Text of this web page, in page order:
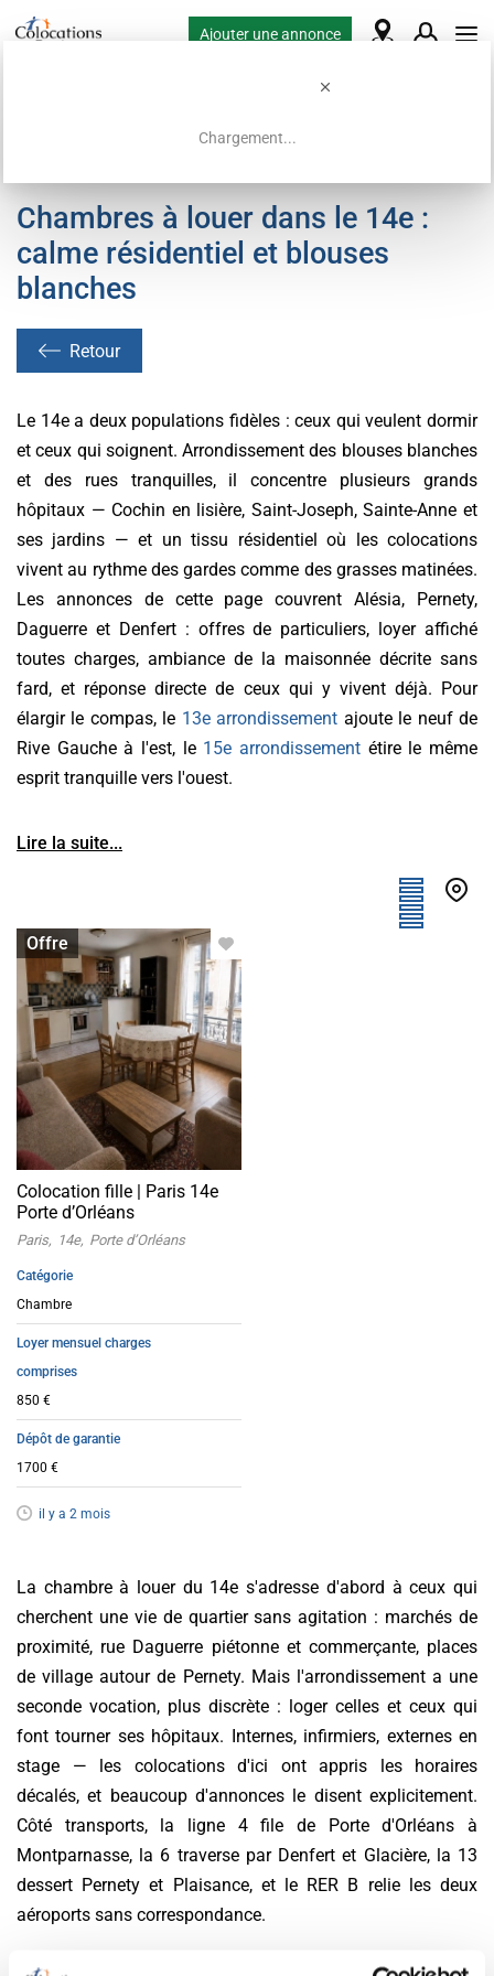
Chargement...
Ajouter une annonce
Chambres à louer dans le 14e :
calme résidentiel et blouses
blanches
Retour
Le 14e a deux populations fidèles : ceux qui veulent dormir
et ceux qui soignent. Arrondissement des blouses blanches
et des rues tranquilles, il concentre plusieurs grands
hôpitaux — Cochin en lisière, Saint-Joseph, Sainte-Anne et
ses jardins — et un tissu résidentiel où les colocations
vivent au rythme des gardes comme des grasses matinées.
Les annonces de cette page couvrent Alésia, Pernety,
Daguerre et Denfert : offres de particuliers, loyer affiché
toutes charges, ambiance de la maisonnée décrite sans
fard, et réponse directe de ceux qui y vivent déjà. Pour
élargir le compas, le 13e arrondissement ajoute le neuf de
Rive Gauche à l'est, le 15e arrondissement étire le même
esprit tranquille vers l'ouest.
Lire la suite...
Offre
Chambre à louer
Colocation fille | Paris 14e
Porte d’Orléans
Paris 14e Porte d’Orléans
Catégorie
Chambre
Loyer mensuel charges
comprises
850 €
Dépôt de garantie
1700 €
il y a 2 mois
La chambre à louer du 14e s'adresse d'abord à ceux qui
cherchent une vie de quartier sans agitation : marchés de
proximité, rue Daguerre piétonne et commerçante, places
de village autour de Pernety. Mais l'arrondissement a une
seconde vocation, plus discrète : loger celles et ceux qui
font tourner ses hôpitaux. Internes, infirmiers, externes en
stage — les colocations d'ici ont appris les horaires
décalés, et beaucoup d'annonces le disent explicitement.
Côté transports, la ligne 4 file de Porte d'Orléans à
Montparnasse, la 6 traverse par Denfert et Glacière, la 13
dessert Pernety et Plaisance, et le RER B relie les deux
aéroports sans correspondance.
Quel loyer entre Alésia et Denfert ?